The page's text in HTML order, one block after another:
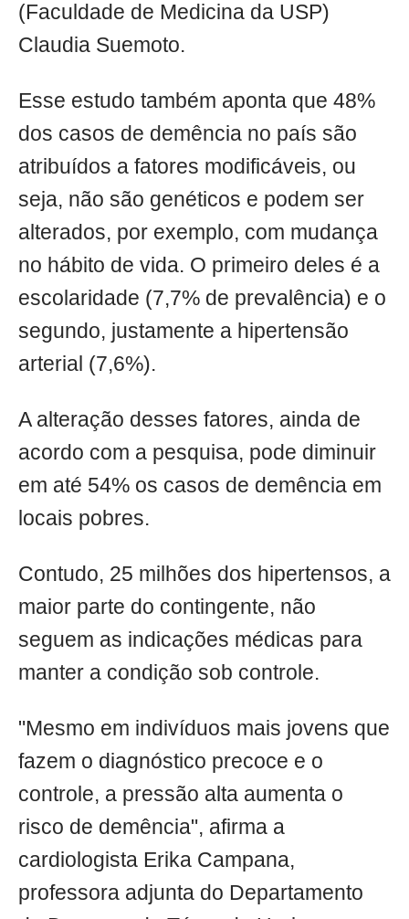
(Faculdade de Medicina da USP)
Claudia Suemoto.
Esse estudo também aponta que 48%
dos casos de demência no país são
atribuídos a fatores modificáveis, ou
seja, não são genéticos e podem ser
alterados, por exemplo, com mudança
no hábito de vida. O primeiro deles é a
escolaridade (7,7% de prevalência) e o
segundo, justamente a hipertensão
arterial (7,6%).
A alteração desses fatores, ainda de
acordo com a pesquisa, pode diminuir
em até 54% os casos de demência em
locais pobres.
Contudo, 25 milhões dos hipertensos, a
maior parte do contingente, não
seguem as indicações médicas para
manter a condição sob controle.
"Mesmo em indivíduos mais jovens que
fazem o diagnóstico precoce e o
controle, a pressão alta aumenta o
risco de demência", afirma a
cardiologista Erika Campana,
professora adjunta do Departamento